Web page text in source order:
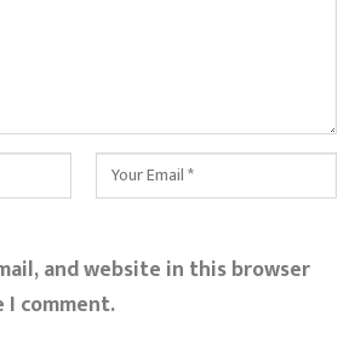
and website in this browser
comment.